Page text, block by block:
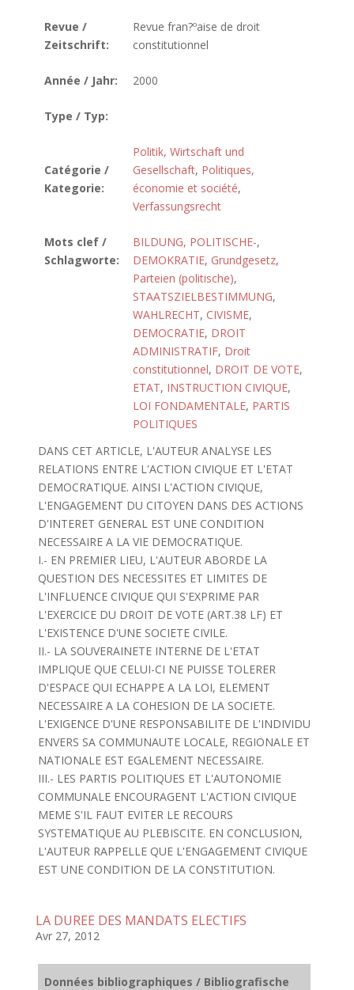
Revue /
Zeitschrift:
Revue fran?ºaise de droit
constitutionnel
Année / Jahr: 2000
Type / Typ:
Catégorie /
Kategorie:
Politik, Wirtschaft und
Gesellschaft, Politiques,
économie et société,
Verfassungsrecht
Mots clef /
Schlagworte:
BILDUNG, POLITISCHE-,
DEMOKRATIE, Grundgesetz,
Parteien (politische),
STAATSZIELBESTIMMUNG,
WAHLRECHT, CIVISME,
DEMOCRATIE, DROIT
ADMINISTRATIF, Droit
constitutionnel, DROIT DE VOTE,
ETAT, INSTRUCTION CIVIQUE,
LOI FONDAMENTALE, PARTIS
POLITIQUES
DANS CET ARTICLE, L'AUTEUR ANALYSE LES
RELATIONS ENTRE L'ACTION CIVIQUE ET L'ETAT
DEMOCRATIQUE. AINSI L'ACTION CIVIQUE,
L'ENGAGEMENT DU CITOYEN DANS DES ACTIONS
D'INTERET GENERAL EST UNE CONDITION
NECESSAIRE A LA VIE DEMOCRATIQUE.
I.- EN PREMIER LIEU, L'AUTEUR ABORDE LA
QUESTION DES NECESSITES ET LIMITES DE
L'INFLUENCE CIVIQUE QUI S'EXPRIME PAR
L'EXERCICE DU DROIT DE VOTE (ART.38 LF) ET
L'EXISTENCE D'UNE SOCIETE CIVILE.
II.- LA SOUVERAINETE INTERNE DE L'ETAT
IMPLIQUE QUE CELUI-CI NE PUISSE TOLERER
D'ESPACE QUI ECHAPPE A LA LOI, ELEMENT
NECESSAIRE A LA COHESION DE LA SOCIETE.
L'EXIGENCE D'UNE RESPONSABILITE DE L'INDIVIDU
ENVERS SA COMMUNAUTE LOCALE, REGIONALE ET
NATIONALE EST EGALEMENT NECESSAIRE.
III.- LES PARTIS POLITIQUES ET L'AUTONOMIE
COMMUNALE ENCOURAGENT L'ACTION CIVIQUE
MEME S'IL FAUT EVITER LE RECOURS
SYSTEMATIQUE AU PLEBISCITE. EN CONCLUSION,
L'AUTEUR RAPPELLE QUE L'ENGAGEMENT CIVIQUE
EST UNE CONDITION DE LA CONSTITUTION.
LA DUREE DES MANDATS ELECTIFS
Avr 27, 2012
Données bibliographiques / Bibliografische